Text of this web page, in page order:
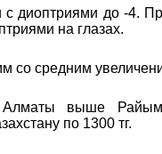
с диоптриями до -4.
на глазах.
со средним
выше
по 1300 тг.